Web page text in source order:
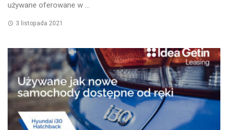
używane oferowane w ...
3 listopada 2021